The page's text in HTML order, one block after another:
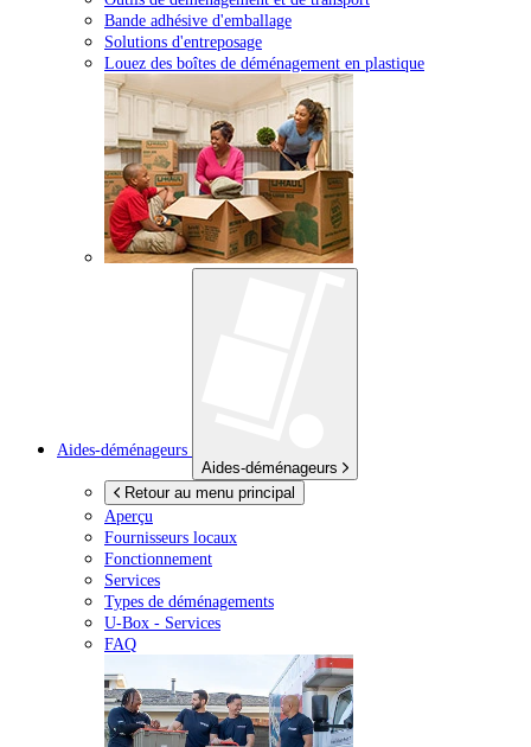
Bande adhésive d'emballage
Solutions d'entreposage
Louez des boîtes de déménagement en plastique
Aides-déménageurs
Aides-déménageurs
Retour au menu principal
Aperçu
Fournisseurs locaux
Fonctionnement
Services
Types de déménagements
U-Box - Services
FAQ